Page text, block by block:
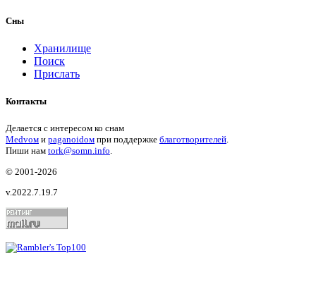
Сны
Хранилище
Поиск
Прислать
Контакты
Делается с интересом ко снам
Medvом и paganoidом при поддержке благотворителей.
Пиши нам tork@somn.info.
© 2001 -2026
v.2022.7.19.7